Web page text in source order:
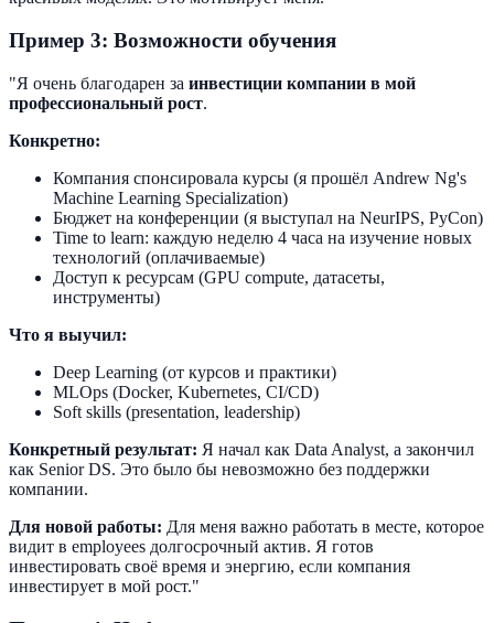
Пример 3: Возможности обучения
"Я очень благодарен за инвестиции компании в мой
профессиональный рост.
Конкретно:
Компания спонсировала курсы (я прошёл Andrew Ng's
Machine Learning Specialization)
Бюджет на конференции (я выступал на NeurIPS, PyCon)
Time to learn: каждую неделю 4 часа на изучение новых
технологий (оплачиваемые)
Доступ к ресурсам (GPU compute, датасеты,
инструменты)
Что я выучил:
Deep Learning (от курсов и практики)
MLOps (Docker, Kubernetes, CI/CD)
Soft skills (presentation, leadership)
Конкретный результат: Я начал как Data Analyst, а закончил
как Senior DS. Это было бы невозможно без поддержки
компании.
Для новой работы: Для меня важно работать в месте, которое
видит в employees долгосрочный актив. Я готов
инвестировать своё время и энергию, если компания
инвестирует в мой рост."